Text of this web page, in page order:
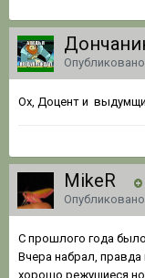
Ох, Доцент и
MikeR
С прошлого года
Вчера набрал,
хорошо режущиеся